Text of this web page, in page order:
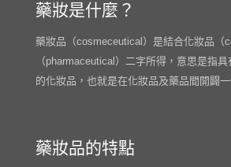
藥妝是什麼？
藥妝品（cosmeceutical）是結合化妝品（
（pharmaceutical）二字所得，意思是指
的化妝品，也就是在化妝品及藥品間開闢一
藥妝品的特點